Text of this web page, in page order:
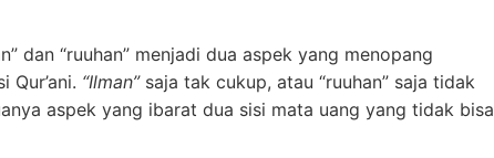
dan “ruuhan” menjadi dua aspek yang menopang
Qur’ani. “Ilman”saja tak cukup, atau “ruuhan” saja tidak
aspek yang ibarat dua sisi mata uang yang tidak bisa